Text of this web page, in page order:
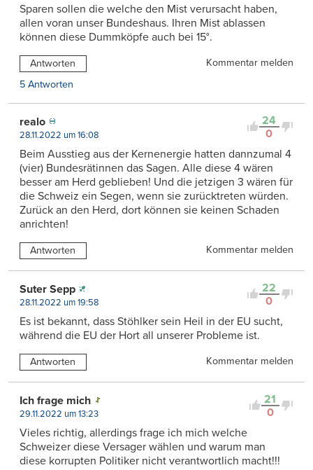
Sparen sollen die welche den Mist verursacht haben,
allen voran unser Bundeshaus. Ihren Mist ablassen
können diese Dummköpfe auch bei 15°.
Antworten
Kommentar melden
5 Antworten
24
0
realo
28.11.2022 um 16:08
Beim Ausstieg aus der Kernenergie hatten dannzumal 4
(vier) Bundesrätinnen das Sagen. Alle diese 4 wären
besser am Herd geblieben! Und die jetzigen 3 wären für
die Schweiz ein Segen, wenn sie zurücktreten würden.
Zurück an den Herd, dort können sie keinen Schaden
anrichten!
Antworten Kommentar melden
22
0
Suter Sepp
28.11.2022 um 19:58
Es ist bekannt, dass Stöhlker sein Heil in der EU sucht,
während die EU der Hort all unserer Probleme ist.
Antworten Kommentar melden
21
0
Ich frage mich
29.11.2022 um 13:23
Vieles richtig, allerdings frage ich mich welche
Schweizer diese Versager wählen und warum man
diese korrupten Politiker nicht verantwortlich macht!!!